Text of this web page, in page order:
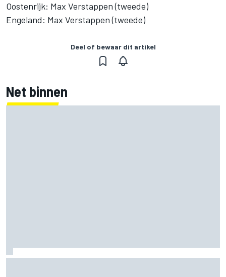
Oostenrijk: Max Verstappen (tweede)
Engeland: Max Verstappen (tweede)
Deel of bewaar dit artikel
Net binnen